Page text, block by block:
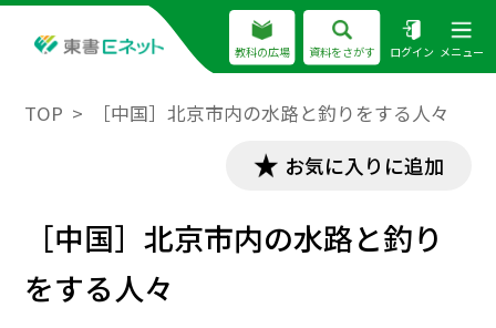
教科の広場 資料をさがす ログイン メニュー
TOP ［中国］北京市内の水路と釣りをする人々
お気に入りに追加
［中国］北京市内の水路と釣り
をする人々